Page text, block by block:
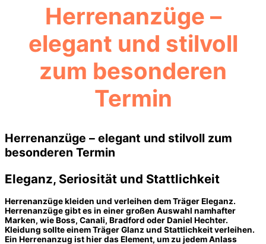
Herrenanzüge –
elegant und stilvoll
zum besonderen
Termin
Herrenanzüge – elegant und stilvoll zum
besonderen Termin
Eleganz, Seriosität und Stattlichkeit
Herrenanzüge kleiden und verleihen dem Träger Eleganz.
Herrenanzüge gibt es in einer großen Auswahl namhafter
Marken, wie Boss, Canali, Bradford oder Daniel Hechter.
Kleidung sollte einem Träger Glanz und Stattlichkeit verleihen.
Ein Herrenanzug ist hier das Element, um zu jedem Anlass